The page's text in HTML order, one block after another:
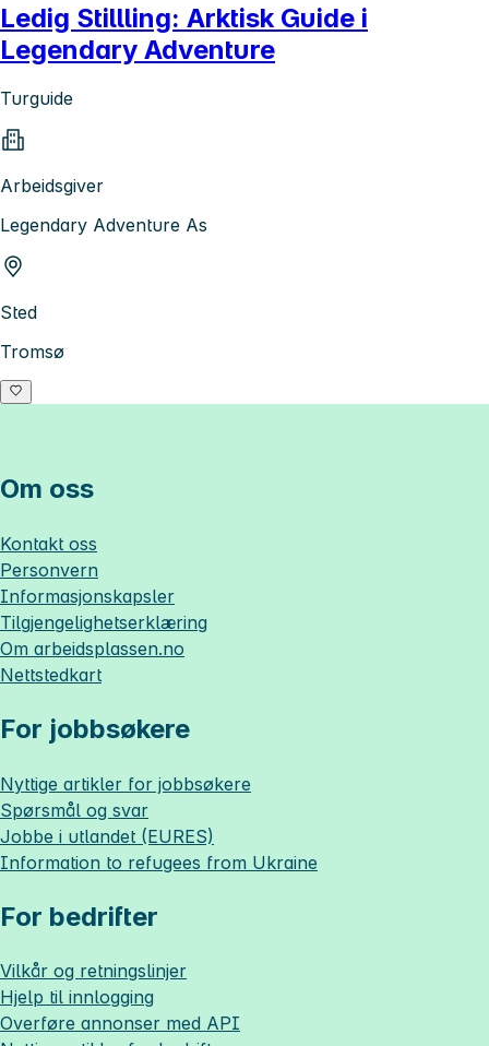
Ledig Stillling: Arktisk Guide i
Legendary Adventure
Turguide
Arbeidsgiver
Legendary Adventure As
Sted
Tromsø
Om oss
Kontakt oss
Personvern
Informasjonskapsler
Tilgjengelighetserklæring
Om arbeidsplassen.no
Nettstedkart
For jobbsøkere
Nyttige artikler for jobbsøkere
Spørsmål og svar
Jobbe i utlandet (EURES)
Information to refugees from Ukraine
For bedrifter
Vilkår og retningslinjer
Hjelp til innlogging
Overføre annonser med API